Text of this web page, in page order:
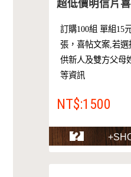
超低價明信片
訂購100組 單組15
張，喜帖文案,若
供新人及雙方父母
等資訊
NT$:1500